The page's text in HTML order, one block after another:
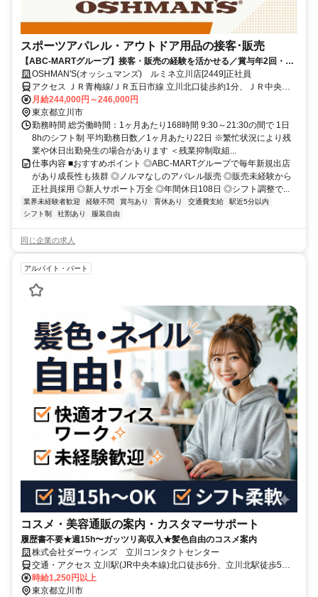
スポーツアパレル・アウトドア用品の接客･販売
【ABC-MARTグループ】接客・販売の経験を活かせる／賞与年2回・昇
給あり・キャリアアップ前提採用・私服OK・個人ノルマなし
OSHMAN'S(オッシュマンズ) ルミネ立川店[2449]正社員
アクセス ＪＲ青梅線/ＪＲ五日市線 立川北口徒歩約1分、ＪＲ中央本
線 立川北口徒歩約1分、ＪＲ南武線 立川北口徒歩約1分
月給244,000円～246,000円
東京都立川市
勤務時間 総労働時間：1ヶ月あたり168時間 9:30～21:30の間で 1日
8hのシフト制 平均勤務日数／1ヶ月あたり22日 ※繁忙状況により残
業や休日出勤発生の場合があります ＜残業抑制取組...
仕事内容 ■おすすめポイント ◎ABC-MARTグループで毎年新規出店
があり成長性も抜群 ◎ノルマなしのアパレル販売 ◎販売未経験から
正社員採用 ◎新人サポート万全 ◎年間休日108日 ◎シフト調整で...
業界未経験者歓迎 経験不問 賞与あり 育休あり 交通費支給
駅近5分以内
シフト制
社割あり 服装自由
同じ企業の求人
アルバイト・パート
コスメ・美容通販の案内・カスタマーサポート
履歴書不要★週15h〜ガッツリ高収入★髪色自由のコスメ案内
株式会社ダーウィンズ 立川コンタクトセンター
交通・アクセス 立川駅(JR中央本線)北口徒歩6分、立川北駅徒歩5
分、立川南駅徒歩8分
時給1,250円以上
東京都立川市